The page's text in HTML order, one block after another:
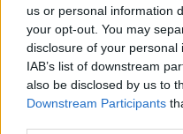
us or personal information
your opt-out. You may
disclosure of your
IAB’s list of downstream
also be disclosed by us to
Downstream Participants